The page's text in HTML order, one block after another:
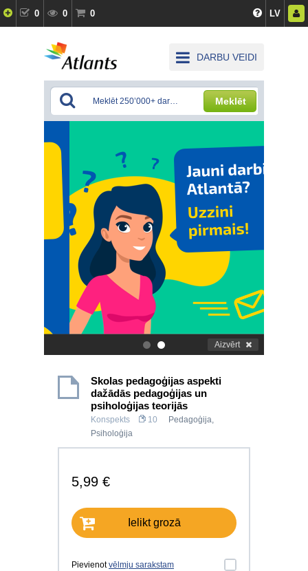
0 0 0 LV
DARBU VEIDI
Meklēt
. Aizvērt
Skolas pedagoģijas aspekti
dažādās pedagoģijas un
psiholoģijas teorijās
Konspekts 10 Pedagoģija,
Psiholoģija
5,99 €
Ielikt grozā
Pievienotvēlmju sarakstam